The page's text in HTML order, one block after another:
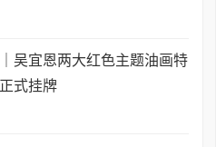
吴宜恩两大红色主题油画特
式挂牌